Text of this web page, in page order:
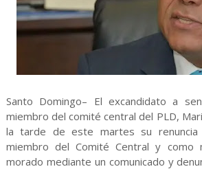
Santo Domingo– El excandidato a
miembro del comité central del PLD,
la tarde de este martes su renuncia
miembro del Comité Central y como
morado mediante un comunicado y